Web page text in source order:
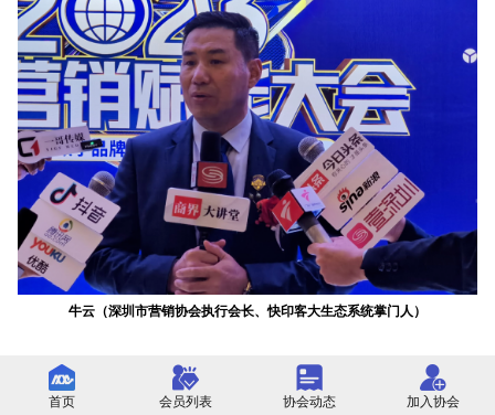
牛云（深圳市营销协会执行会长、快印客大生态系统掌门人）
牛云介绍，目前，中国已经构建起基于移动互联网技术的互动
首页 会员列表 协会动态 加入协会